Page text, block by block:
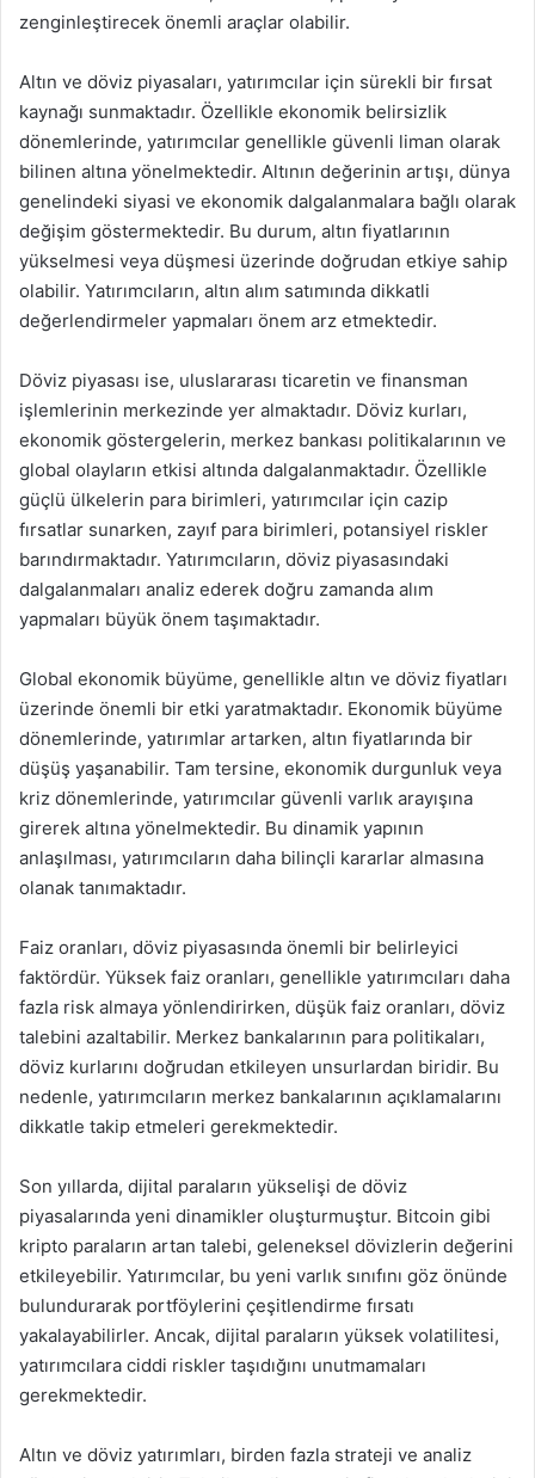
zenginleştirecek önemli araçlar olabilir.
Altın ve döviz piyasaları, yatırımcılar için sürekli bir fırsat
kaynağı sunmaktadır. Özellikle ekonomik belirsizlik
dönemlerinde, yatırımcılar genellikle güvenli liman olarak
bilinen altına yönelmektedir. Altının değerinin artışı, dünya
genelindeki siyasi ve ekonomik dalgalanmalara bağlı olarak
değişim göstermektedir. Bu durum, altın fiyatlarının
yükselmesi veya düşmesi üzerinde doğrudan etkiye sahip
olabilir. Yatırımcıların, altın alım satımında dikkatli
değerlendirmeler yapmaları önem arz etmektedir.
Döviz piyasası ise, uluslararası ticaretin ve finansman
işlemlerinin merkezinde yer almaktadır. Döviz kurları,
ekonomik göstergelerin, merkez bankası politikalarının ve
global olayların etkisi altında dalgalanmaktadır. Özellikle
güçlü ülkelerin para birimleri, yatırımcılar için cazip
fırsatlar sunarken, zayıf para birimleri, potansiyel riskler
barındırmaktadır. Yatırımcıların, döviz piyasasındaki
dalgalanmaları analiz ederek doğru zamanda alım
yapmaları büyük önem taşımaktadır.
Global ekonomik büyüme, genellikle altın ve döviz fiyatları
üzerinde önemli bir etki yaratmaktadır. Ekonomik büyüme
dönemlerinde, yatırımlar artarken, altın fiyatlarında bir
düşüş yaşanabilir. Tam tersine, ekonomik durgunluk veya
kriz dönemlerinde, yatırımcılar güvenli varlık arayışına
girerek altına yönelmektedir. Bu dinamik yapının
anlaşılması, yatırımcıların daha bilinçli kararlar almasına
olanak tanımaktadır.
Faiz oranları, döviz piyasasında önemli bir belirleyici
faktördür. Yüksek faiz oranları, genellikle yatırımcıları daha
fazla risk almaya yönlendirirken, düşük faiz oranları, döviz
talebini azaltabilir. Merkez bankalarının para politikaları,
döviz kurlarını doğrudan etkileyen unsurlardan biridir. Bu
nedenle, yatırımcıların merkez bankalarının açıklamalarını
dikkatle takip etmeleri gerekmektedir.
Son yıllarda, dijital paraların yükselişi de döviz
piyasalarında yeni dinamikler oluşturmuştur. Bitcoin gibi
kripto paraların artan talebi, geleneksel dövizlerin değerini
etkileyebilir. Yatırımcılar, bu yeni varlık sınıfını göz önünde
bulundurarak portföylerini çeşitlendirme fırsatı
yakalayabilirler. Ancak, dijital paraların yüksek volatilitesi,
yatırımcılara ciddi riskler taşıdığını unutmamaları
gerekmektedir.
Altın ve döviz yatırımları, birden fazla strateji ve analiz